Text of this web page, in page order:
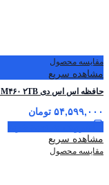
مقایسه محصول
مشاهده سریع
حافظه اس اس دی MSI Spatium M۴۶۰ ۲TB
۵۴,۵۹۹,۰۰۰ تومان
مشاهده سریع
مقایسه محصول